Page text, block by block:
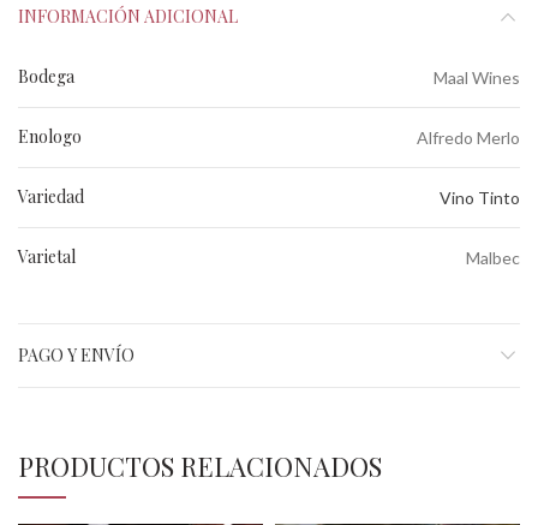
INFORMACIÓN ADICIONAL
Bodega Maal Wines
Enologo Alfredo Merlo
Variedad Vino Tinto
Varietal Malbec
PAGO Y ENVÍO
PRODUCTOS RELACIONADOS